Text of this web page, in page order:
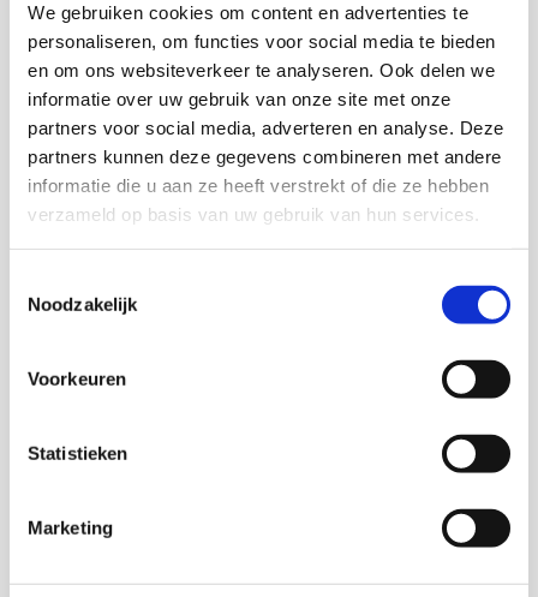
We gebruiken cookies om content en advertenties te
personaliseren, om functies voor social media te bieden
en om ons websiteverkeer te analyseren. Ook delen we
informatie over uw gebruik van onze site met onze
partners voor social media, adverteren en analyse. Deze
partners kunnen deze gegevens combineren met andere
informatie die u aan ze heeft verstrekt of die ze hebben
verzameld op basis van uw gebruik van hun services.
Noodzakelijk
Voorkeuren
Statistieken
Marketing
Onderzoekers
Arnt Mein